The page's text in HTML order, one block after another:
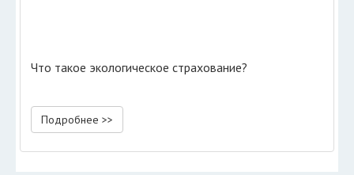
Что такое экологическое страхование?
Подробнее >>